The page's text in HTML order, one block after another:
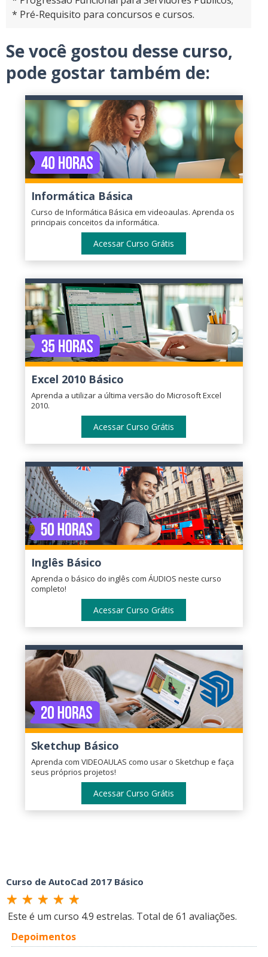
* Pré-Requisito para concursos e cursos.
Se você gostou desse curso,
pode gostar também de:
Informática Básica
Curso de Informática Básica em videoaulas. Aprenda os
principais conceitos da informática.
Acessar Curso Grátis
Excel 2010 Básico
Aprenda a utilizar a última versão do Microsoft Excel
2010.
Acessar Curso Grátis
Inglês Básico
Aprenda o básico do inglês com ÁUDIOS neste curso
completo!
Acessar Curso Grátis
Sketchup Básico
Aprenda com VIDEOAULAS como usar o Sketchup e faça
seus próprios projetos!
Acessar Curso Grátis
Curso de AutoCad 2017 Básico
Este é um curso 4.9 estrelas. Total de 61 avaliações.
Depoimentos